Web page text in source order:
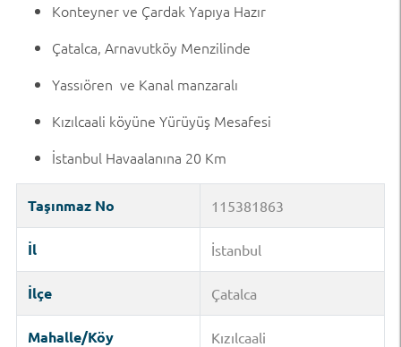
Konteyner ve Çardak Yapıya Hazır
Çatalca, Arnavutköy Menzilinde
Yassıören ve Kanal manzaralı
Kızılcaali köyüne Yürüyüş Mesafesi
İstanbul Havaalanına 20 Km
Taşınmaz No 115381863
İl İstanbul
İlçe Çatalca
Mahalle/Köy Kızılcaali